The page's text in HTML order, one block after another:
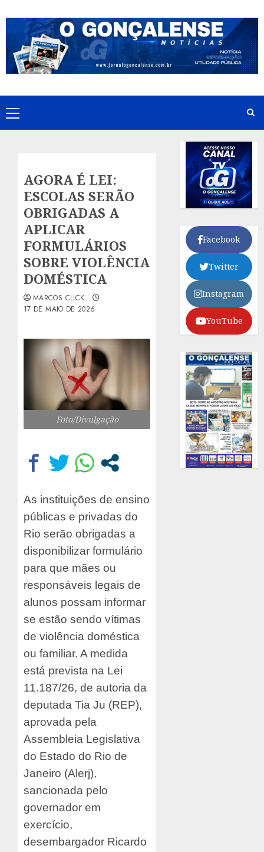
to
content
Primary
Menu
AGORA É LEI:
ESCOLAS SERÃO
OBRIGADAS A
APLICAR
FORMULÁRIOS
SOBRE VIOLÊNCIA
DOMÉSTICA
MARCOS CLICK
17 DE MAIO DE 2026
Foto/Divulgação
As instituições de ensino
públicas e privadas do
Rio serão obrigadas a
disponibilizar formulário
para que mães ou
responsáveis legais de
alunos possam informar
se estão sendo vítimas
de violência doméstica
ou familiar. A medida
está prevista na Lei
11.187/26, de autoria da
deputada Tia Ju (REP),
aprovada pela
Assembleia Legislativa
do Estado do Rio de
Janeiro (Alerj),
sancionada pelo
governador em
exercício,
desembargador Ricardo
Facebook
Twitter
Instagram
YouTube